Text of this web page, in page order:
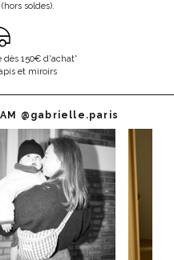
soldes).
dès 150€ d'achat*
et miroirs
@gabrielle.paris